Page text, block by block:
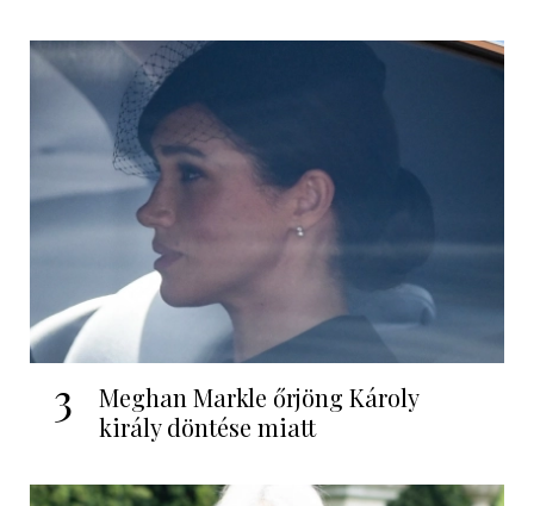
3
Meghan Markle őrjöng Károly
király döntése miatt